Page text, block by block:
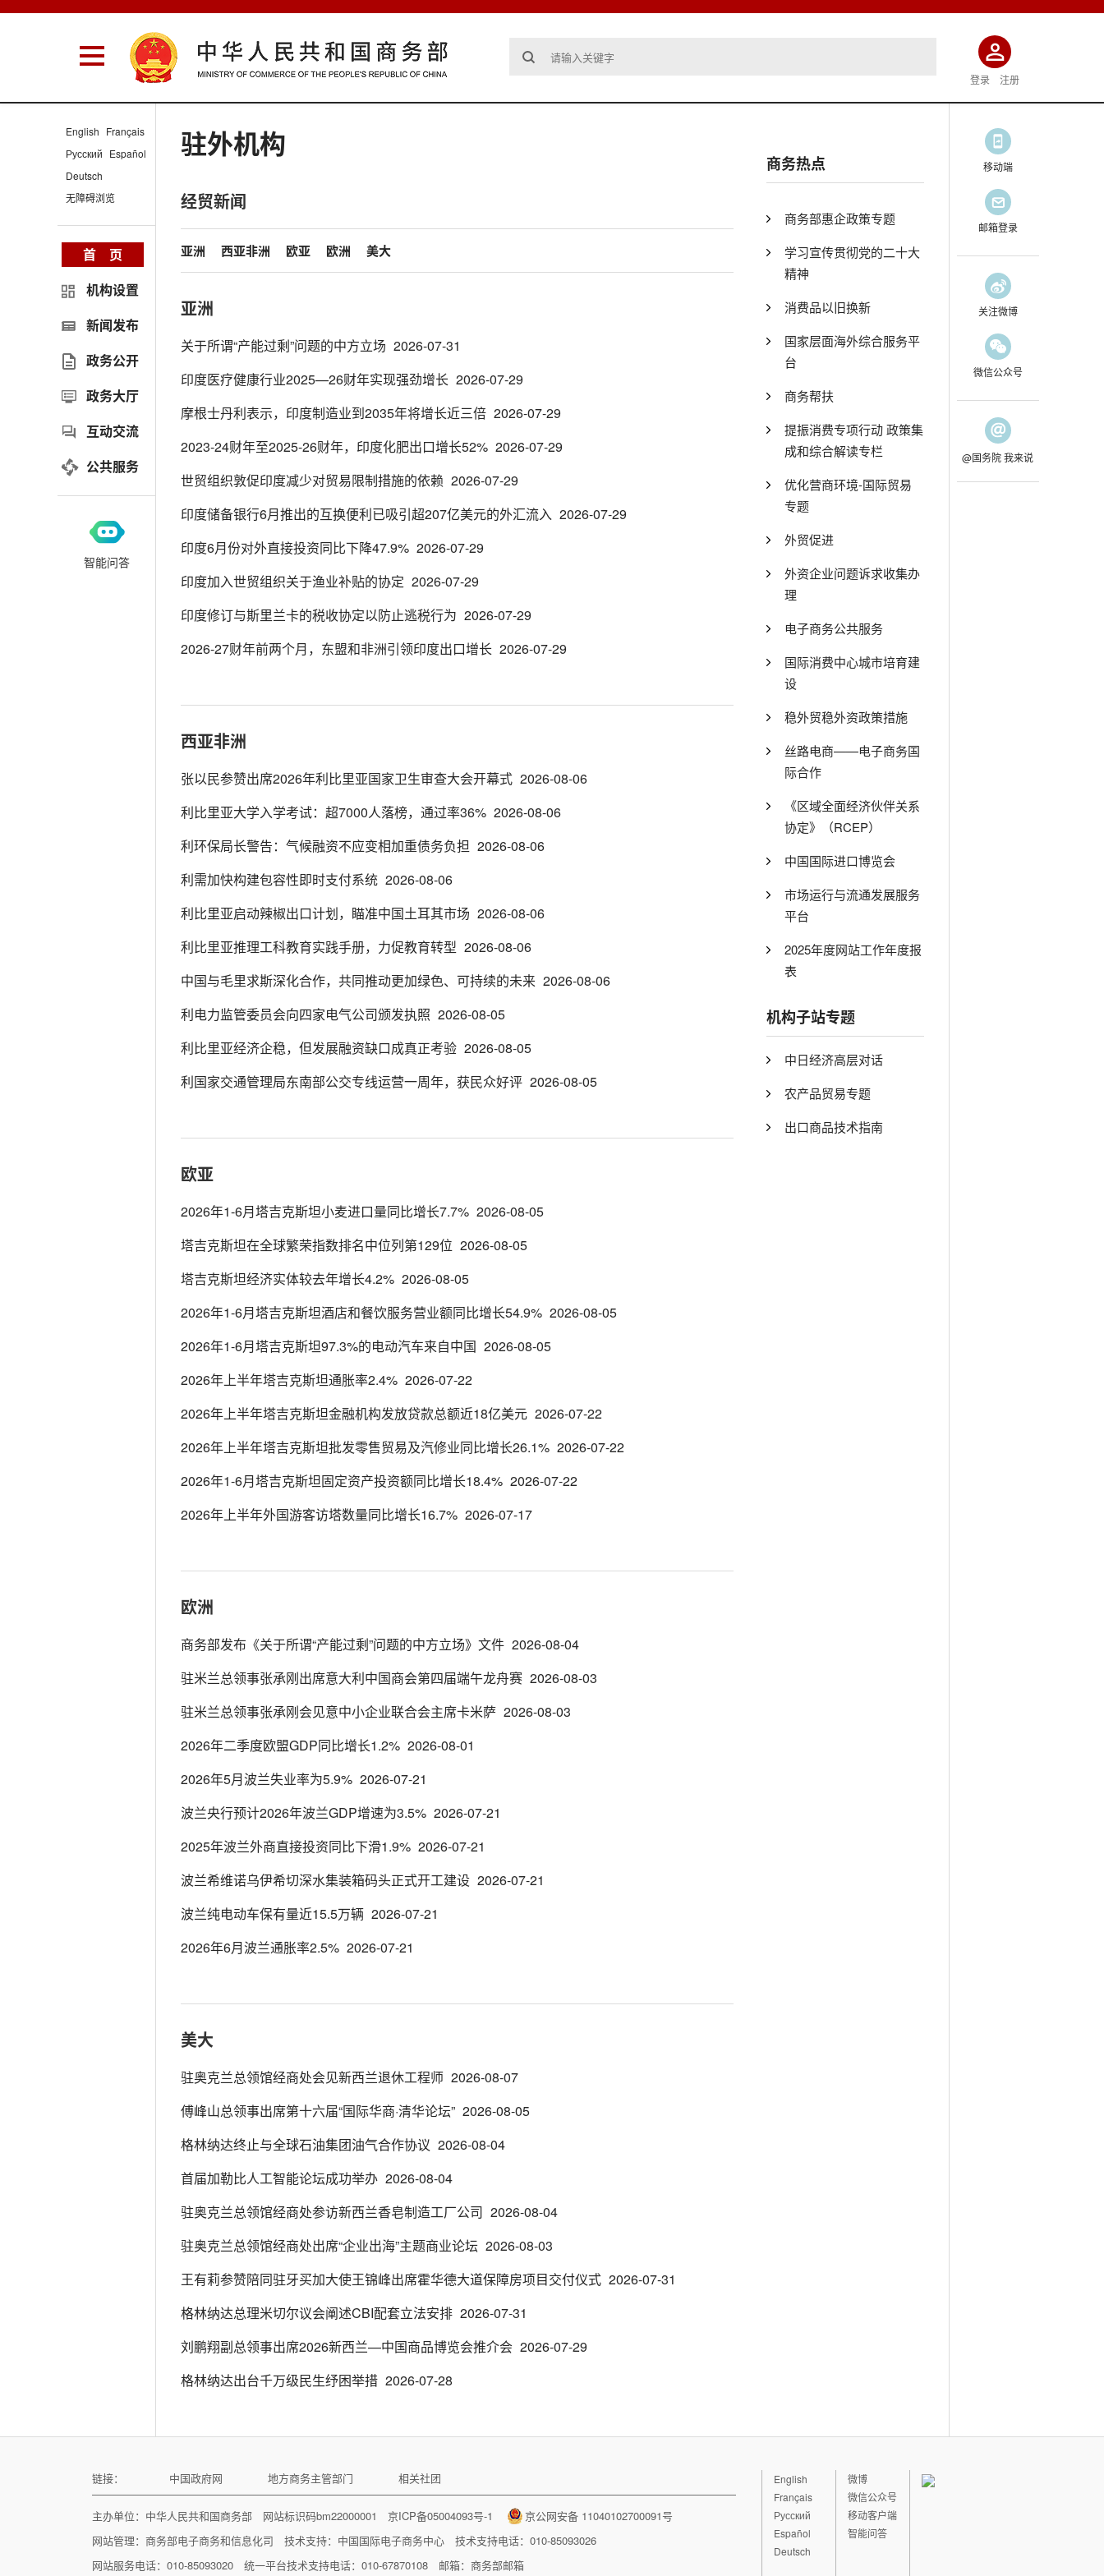
登录 注册
驻外机构
经贸新闻
亚洲 西亚非洲 欧亚 欧洲 美大
亚洲
关于所谓“产能过剩”问题的中方立场 2026-07-31
印度医疗健康行业2025—26财年实现强劲增长 2026-07-29
摩根士丹利表示，印度制造业到2035年将增长近三倍 2026-07-29
2023-24财年至2025-26财年，印度化肥出口增长52% 2026-07-29
世贸组织敦促印度减少对贸易限制措施的依赖 2026-07-29
印度储备银行6月推出的互换便利已吸引超207亿美元的外汇流入 2026-07-29
印度6月份对外直接投资同比下降47.9% 2026-07-29
印度加入世贸组织关于渔业补贴的协定 2026-07-29
印度修订与斯里兰卡的税收协定以防止逃税行为 2026-07-29
2026-27财年前两个月，东盟和非洲引领印度出口增长 2026-07-29
西亚非洲
张以民参赞出席2026年利比里亚国家卫生审查大会开幕式 2026-08-06
利比里亚大学入学考试：超7000人落榜，通过率36% 2026-08-06
利环保局长警告：气候融资不应变相加重债务负担 2026-08-06
利需加快构建包容性即时支付系统 2026-08-06
利比里亚启动辣椒出口计划，瞄准中国土耳其市场 2026-08-06
利比里亚推理工科教育实践手册，力促教育转型 2026-08-06
中国与毛里求斯深化合作，共同推动更加绿色、可持续的未来 2026-08-06
利电力监管委员会向四家电气公司颁发执照 2026-08-05
利比里亚经济企稳，但发展融资缺口成真正考验 2026-08-05
利国家交通管理局东南部公交专线运营一周年，获民众好评 2026-08-05
欧亚
2026年1-6月塔吉克斯坦小麦进口量同比增长7.7% 2026-08-05
塔吉克斯坦在全球繁荣指数排名中位列第129位 2026-08-05
塔吉克斯坦经济实体较去年增长4.2% 2026-08-05
2026年1-6月塔吉克斯坦酒店和餐饮服务营业额同比增长54.9% 2026-08-05
2026年1-6月塔吉克斯坦97.3%的电动汽车来自中国 2026-08-05
2026年上半年塔吉克斯坦通胀率2.4% 2026-07-22
2026年上半年塔吉克斯坦金融机构发放贷款总额近18亿美元 2026-07-22
2026年上半年塔吉克斯坦批发零售贸易及汽修业同比增长26.1% 2026-07-22
2026年1-6月塔吉克斯坦固定资产投资额同比增长18.4% 2026-07-22
2026年上半年外国游客访塔数量同比增长16.7% 2026-07-17
欧洲
商务部发布《关于所谓“产能过剩”问题的中方立场》文件 2026-08-04
驻米兰总领事张承刚出席意大利中国商会第四届端午龙舟赛 2026-08-03
驻米兰总领事张承刚会见意中小企业联合会主席卡米萨 2026-08-03
2026年二季度欧盟GDP同比增长1.2% 2026-08-01
2026年5月波兰失业率为5.9% 2026-07-21
波兰央行预计2026年波兰GDP增速为3.5% 2026-07-21
2025年波兰外商直接投资同比下滑1.9% 2026-07-21
波兰希维诺乌伊希切深水集装箱码头正式开工建设 2026-07-21
波兰纯电动车保有量近15.5万辆 2026-07-21
2026年6月波兰通胀率2.5% 2026-07-21
美大
驻奥克兰总领馆经商处会见新西兰退休工程师 2026-08-07
傅峰山总领事出席第十六届“国际华商·清华论坛” 2026-08-05
格林纳达终止与全球石油集团油气合作协议 2026-08-04
首届加勒比人工智能论坛成功举办 2026-08-04
驻奥克兰总领馆经商处参访新西兰香皂制造工厂公司 2026-08-04
驻奥克兰总领馆经商处出席“企业出海”主题商业论坛 2026-08-03
王有莉参赞陪同驻牙买加大使王锦峰出席霍华德大道保障房项目交付仪式 2026-07-31
格林纳达总理米切尔议会阐述CBI配套立法安排 2026-07-31
刘鹏翔副总领事出席2026新西兰—中国商品博览会推介会 2026-07-29
格林纳达出台千万级民生纾困举措 2026-07-28
商务热点
商务部惠企政策专题
学习宣传贯彻党的二十大
精神
消费品以旧换新
国家层面海外综合服务平
台
商务帮扶
提振消费专项行动 政策集
成和综合解读专栏
优化营商环境-国际贸易
专题
外贸促进
外资企业问题诉求收集办
理
电子商务公共服务
国际消费中心城市培育建
设
稳外贸稳外资政策措施
丝路电商——电子商务国
际合作
《区域全面经济伙伴关系
协定》（RCEP）
中国国际进口博览会
市场运行与流通发展服务
平台
2025年度网站工作年度报
表
机构子站专题
中日经济高层对话
农产品贸易专题
出口商品技术指南
English Français
Русский Español
Deutsch
无障碍浏览
首 页
机构设置
新闻发布
政务公开
政务大厅
互动交流
公共服务
智能问答
移动端
邮箱登录
关注微博
微信公众号
@国务院 我来说
链接： 中国政府网 地方商务主管部门 相关社团
主办单位：中华人民共和国商务部 网站标识码bm22000001京ICP备05004093号-1
京公网安备 11040102700091号
网站管理：商务部电子商务和信息化司 技术支持： 中国国际电子商务中心 技术支持电话：010-85093026
网站服务电话：010-85093020 统一平台技术支持电话：010-67870108 邮箱：商务部邮箱
English
Français
Русский
Español
Deutsch
微博
微信公众号
移动客户端
智能问答